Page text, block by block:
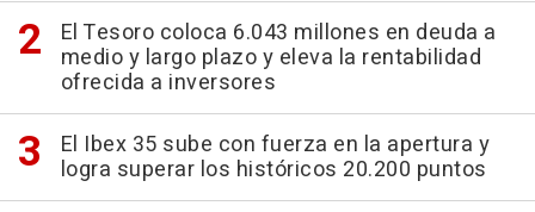
El Tesoro coloca 6.043 millones en deuda a
medio y largo plazo y eleva la rentabilidad
ofrecida a inversores
El Ibex 35 sube con fuerza en la apertura y
logra superar los históricos 20.200 puntos